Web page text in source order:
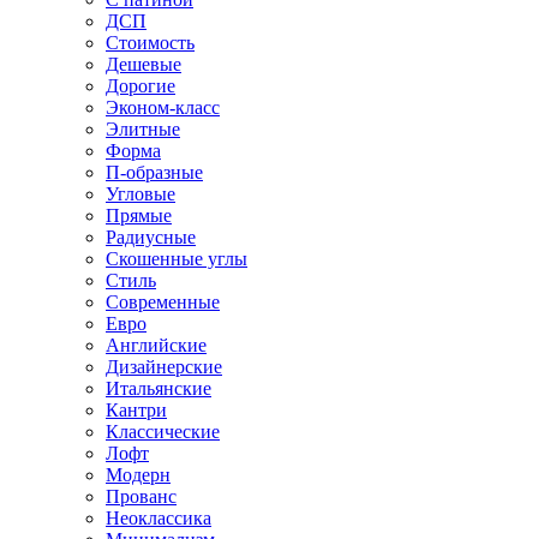
ДСП
Стоимость
Дешевые
Дорогие
Эконом-класс
Элитные
Форма
П-образные
Угловые
Прямые
Радиусные
Скошенные углы
Стиль
Современные
Евро
Английские
Дизайнерские
Итальянские
Кантри
Классические
Лофт
Модерн
Прованс
Неоклассика